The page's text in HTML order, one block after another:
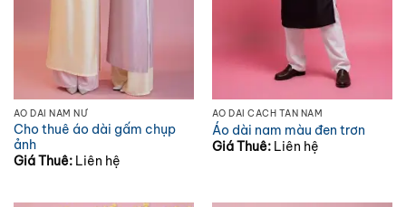
ÁO DÀI NAM NỮ
Cho thuê áo dài gấm chụp
ảnh
Giá Thuê: Liên hệ
ÁO DÀI CÁCH TÂN NAM
Áo dài nam màu đen trơn
Giá Thuê: Liên hệ